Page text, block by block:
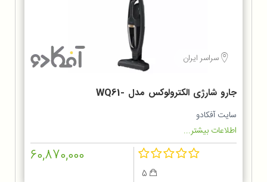
سراسر ایران
جارو شارژی الکترولوکس مدل WQ61-
1OGG
سایت آفکادو
اطلاعات بیشتر...
60,870,000